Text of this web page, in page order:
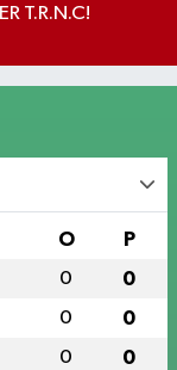
T.R.N.C!
O P
0 0
0 0
0 0